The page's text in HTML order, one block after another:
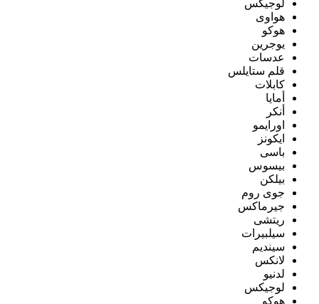
لوجيكس
هواوى
هوكو
يوجرين
عدسات
قلم ستايلس
كابلات
أمايا
أنكر
اورايمو
ايكونز
باسى
بيسوس
بيلكن
جوى روم
جيرماكس
ريتشى
سيلبيرات
سينديم
لانكس
لدنيو
لوجيكس
هوكو